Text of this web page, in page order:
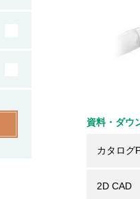
資料・ダウ
カタログ
2D CAD